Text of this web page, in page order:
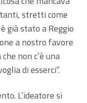
stretti come
già stato a Reggio
a nostro favore
non c’è una
di esserci”.
L’ideatore si